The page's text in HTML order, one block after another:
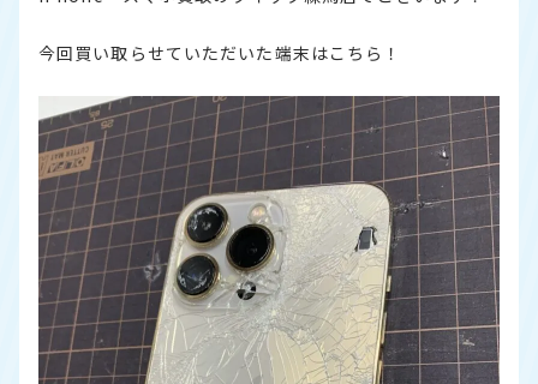
今回買い取らせていただいた端末はこちら！